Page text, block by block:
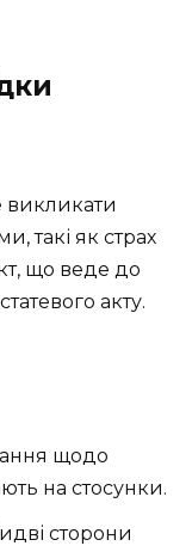
викликати
такі як страх
що веде до
акту.
щодо
на стосунки.
сторони